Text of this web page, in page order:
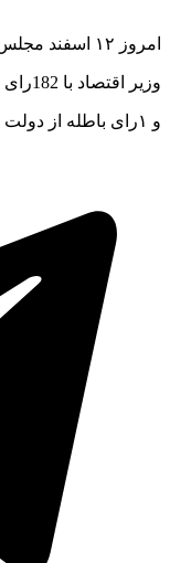
امروز ۱۲ اسفند مجلس رای عدم اعتماد به وزیر اقتصاد داد
وزیر اقتصاد با 182رای موافق و ۸۹رای مخالف و ۱رای ممتنع
و ۱رای باطله از دولت کنار رفت .